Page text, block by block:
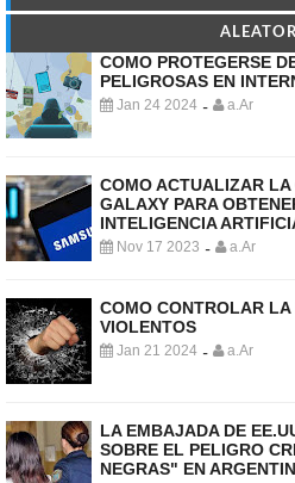
COMO PROTEGERSE
PELIGROSAS EN
Jan 24 2024 - a.Ar
COMO ACTUALIZAR LA
GALAXY PARA
INTELIGENCIA
Nov 17 2023 - a.Ar
COMO CONTROLAR LA
VIOLENTOS
Jan 21 2024 - a.Ar
LA EMBAJADA DE
SOBRE EL PELIGRO
NEGRAS" EN